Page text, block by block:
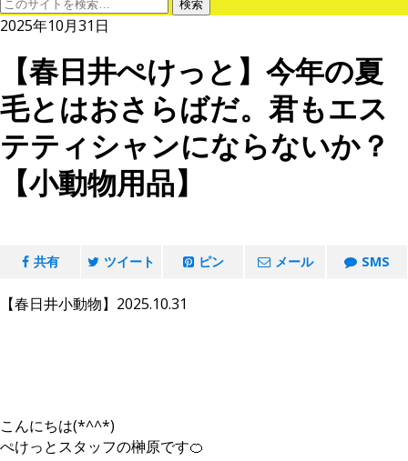
2025年10月31日
【春日井ぺけっと】今年の夏
毛とはおさらばだ。君もエス
テティシャンにならないか？
【小動物用品】
共有 ツイート ピン メール SMS
【春日井小動物】2025.10.31
こんにちは(*^^*)
ぺけっとスタッフの榊原です🍊